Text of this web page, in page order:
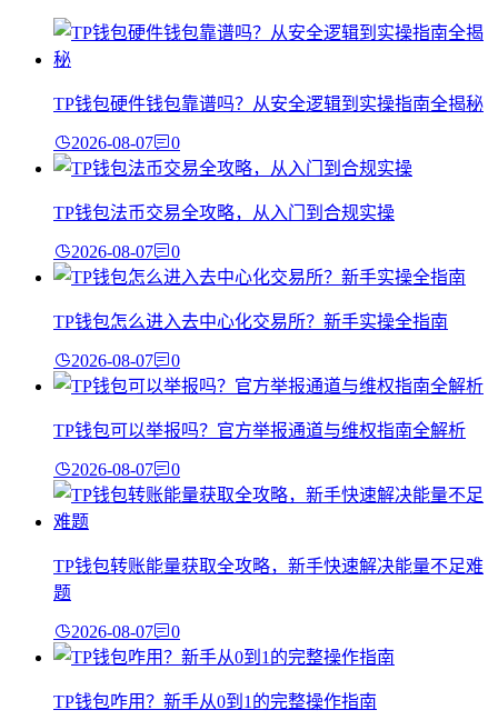
TP钱包硬件钱包靠谱吗？从安全逻辑到实操指南全揭秘
2026-08-07 0
TP钱包法币交易全攻略，从入门到合规实操
2026-08-07 0
TP钱包怎么进入去中心化交易所？新手实操全指南
2026-08-07 0
TP钱包可以举报吗？官方举报通道与维权指南全解析
2026-08-07 0
TP钱包转账能量获取全攻略，新手快速解决能量不足难
题
2026-08-07 0
TP钱包咋用？新手从0到1的完整操作指南